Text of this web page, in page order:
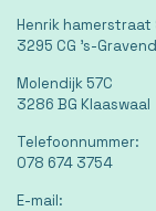
Henrik hamerstraat
3295 CG 's-
Molendijk 57C
3286 BG Klaaswaal
Telefoonnummer:
078 674 3754
E-mail: